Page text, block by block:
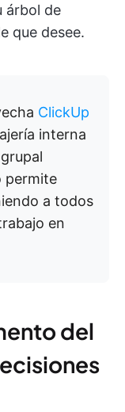
árbol de
que desee.
ClickUp
interna
permite
a todos
en
del